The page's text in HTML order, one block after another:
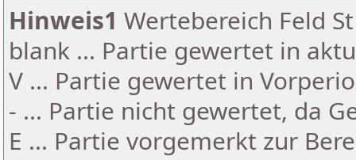
Hinweis1 Wertebereich Feld
blank ... Partie gewertet in
V ... Partie gewertet in
- ... Partie nicht gewertet, da
E ... Partie vorgemerkt zur